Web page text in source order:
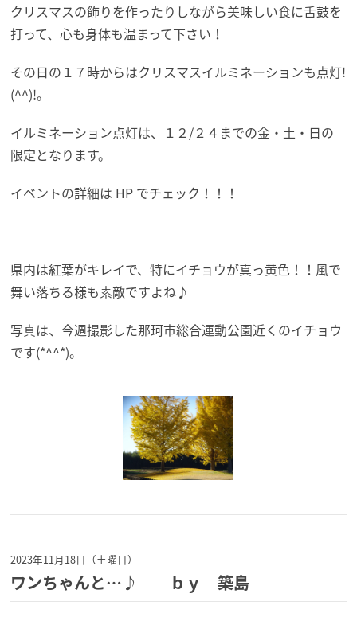
クリスマスの飾りを作ったりしながら美味しい食に舌鼓を
打って、心も身体も温まって下さい！
その日の１７時からはクリスマスイルミネーションも点灯!
(^^)!。
イルミネーション点灯は、１２/２４までの金・土・日の
限定となります。
イベントの詳細は HP でチェック！！！
県内は紅葉がキレイで、特にイチョウが真っ黄色！！風で
舞い落ちる様も素敵ですよね♪
写真は、今週撮影した那珂市総合運動公園近くのイチョウ
です(*^^*)。
2023年11月18日（土曜日）
ワンちゃんと…♪ ｂｙ 築島